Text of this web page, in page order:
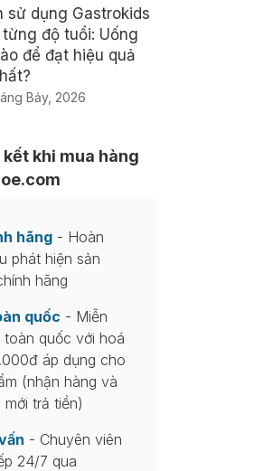
sử dụng Gastrokids
độ tuổi: Uống
để đạt hiệu quả
Bảy, 2026
khi mua hàng
hãng - Hoàn
phát hiện sản
hãng
quốc - Miễn
toàn quốc với hoá
áp dụng cho
(nhận hàng và
trả tiền)
- Chuyên viên
24/7 qua